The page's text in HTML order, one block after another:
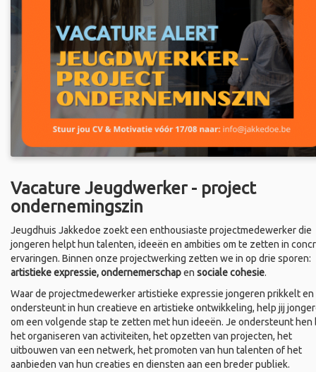
Vacature Jeugdwerker - project
ondernemingszin
Jeugdhuis Jakkedoe zoekt een enthousiaste projectmedewerker die
jongeren helpt hun talenten, ideeën en ambities om te zetten in
ervaringen. Binnen onze projectwerking zetten we in op drie sporen:
artistieke expressie, ondernemerschapen sociale cohesie.
Waar de projectmedewerker artistieke expressie jongeren prikkelt en
ondersteunt in hun creatieve en artistieke ontwikkeling, help jij
om een volgende stap te zetten met hun ideeën. Je ondersteunt hen
het organiseren van activiteiten, het opzetten van projecten, het
uitbouwen van een netwerk, het promoten van hun talenten of het
aanbieden van hun creaties en diensten aan een breder publiek.